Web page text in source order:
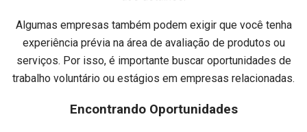
Algumas empresas também podem exigir que você tenha
experiência prévia na área de avaliação de produtos ou
serviços. Por isso, é importante buscar oportunidades de
trabalho voluntário ou estágios em empresas relacionadas.
Encontrando Oportunidades